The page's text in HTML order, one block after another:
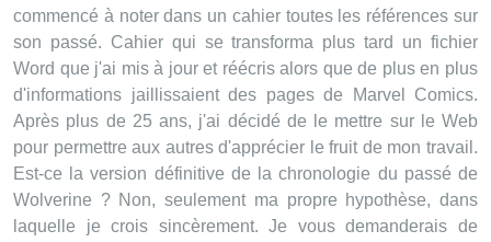
commencé à noter dans un cahier toutes les références sur
son passé. Cahier qui se transforma plus tard un fichier
Word que j'ai mis à jour et réécris alors que de plus en plus
d'informations jaillissaient des pages de Marvel Comics.
Après plus de 25 ans, j'ai décidé de le mettre sur le Web
pour permettre aux autres d'apprécier le fruit de mon travail.
Est-ce la version définitive de la chronologie du passé de
Wolverine ? Non, seulement ma propre hypothèse, dans
laquelle je crois sincèrement. Je vous demanderais de